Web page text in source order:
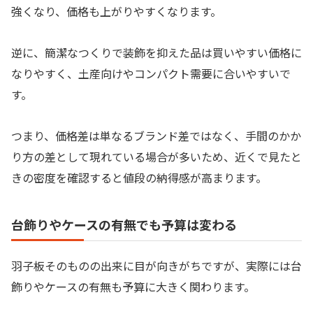
強くなり、価格も上がりやすくなります。
逆に、簡潔なつくりで装飾を抑えた品は買いやすい価格に
なりやすく、土産向けやコンパクト需要に合いやすいで
す。
つまり、価格差は単なるブランド差ではなく、手間のかか
り方の差として現れている場合が多いため、近くで見たと
きの密度を確認すると値段の納得感が高まります。
台飾りやケースの有無でも予算は変わる
羽子板そのものの出来に目が向きがちですが、実際には台
飾りやケースの有無も予算に大きく関わります。